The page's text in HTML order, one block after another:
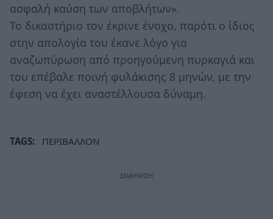
ασφαλή καύση των αποβλήτων».
Το δικαστήριο τον έκρινε ένοχο, παρότι ο ίδιος
στην απολογία του έκανε λόγο για
αναζωπύρωση από προηγούμενη πυρκαγιά και
του επέβαλε ποινή φυλάκισης 8 μηνών, με την
έφεση να έχει αναστέλλουσα δύναμη.
TAGS: ΠΕΡΙΒΑΛΛΟΝ